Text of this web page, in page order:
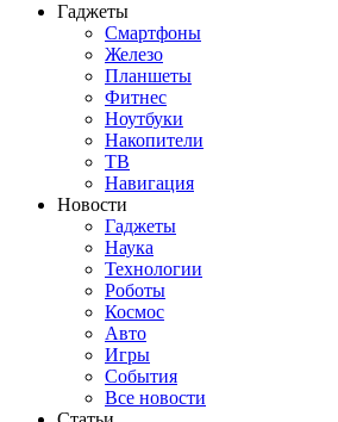
Гаджеты
Смартфоны
Железо
Планшеты
Фитнес
Ноутбуки
Накопители
ТВ
Навигация
Новости
Гаджеты
Наука
Технологии
Роботы
Космос
Авто
Игры
События
Все новости